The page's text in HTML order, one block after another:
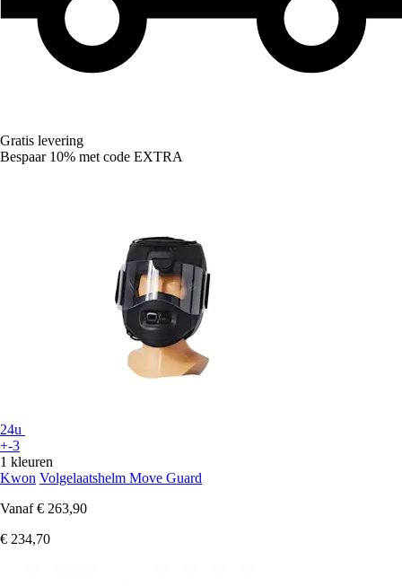
Gratis levering
Bespaar 10% met code EXTRA
24u
+-3
1 kleuren
Kwon Volgelaatshelm Move Guard
Vanaf € 263,90
€ 234,70